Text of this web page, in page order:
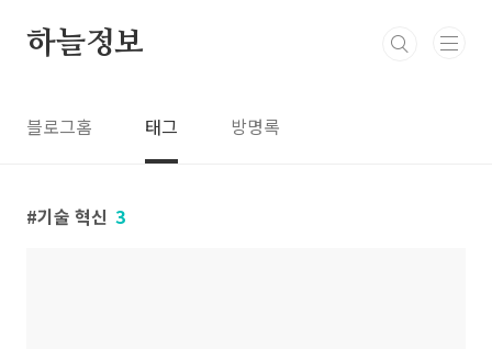
하늘정보
블로그홈 태그 방명록
기술 혁신 3